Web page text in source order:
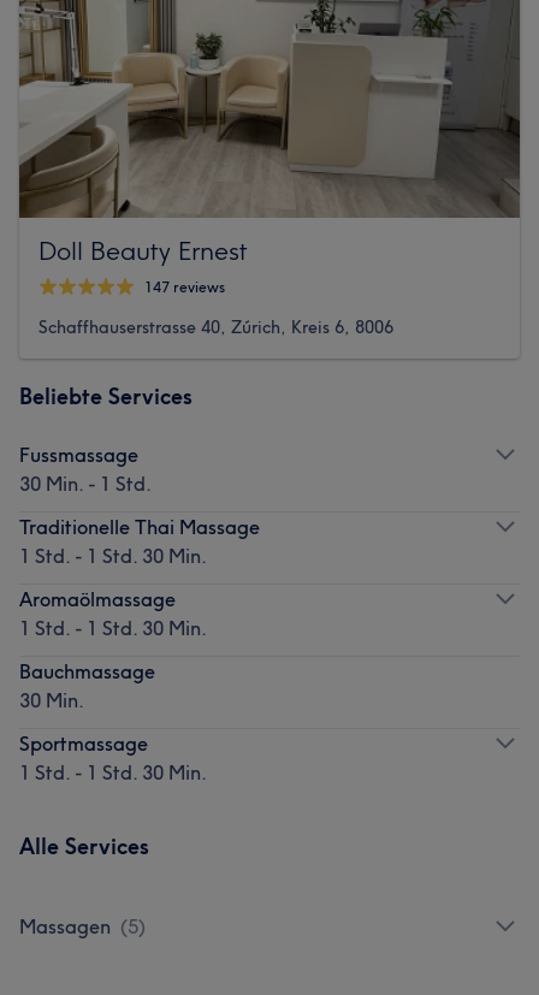
Doll Beauty Ernest
147 reviews
Schaffhauserstrasse 40, Zúrich, Kreis 6, 8006
Beliebte Services
Fussmassage
30 Min. - 1 Std.
Traditionelle Thai Massage
1 Std. - 1 Std. 30 Min.
Aromaölmassage
1 Std. - 1 Std. 30 Min.
Bauchmassage
30 Min.
Sportmassage
1 Std. - 1 Std. 30 Min.
Alle Services
Massagen (5)